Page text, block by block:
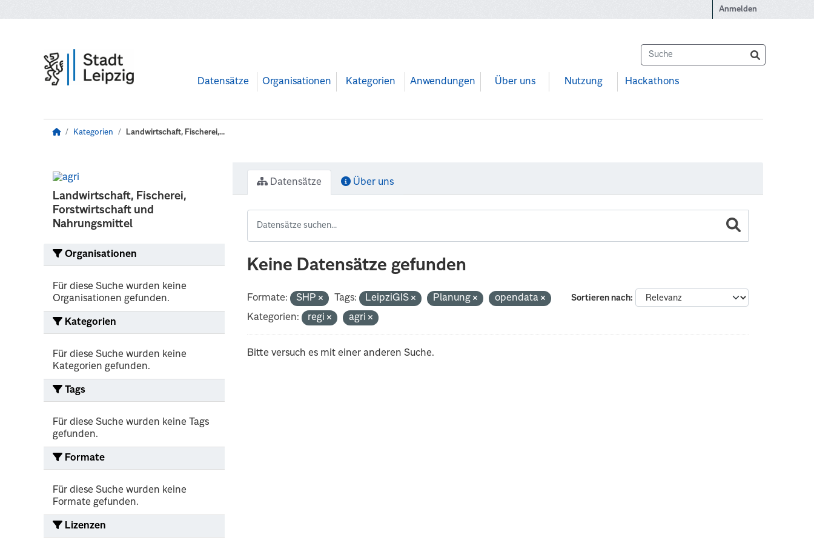
Anmelden
Datensätze Organisationen Kategorien Anwendungen Über uns Nutzung Hackathons
Kategorien Landwirtschaft, Fischerei,...
Landwirtschaft, Fischerei,
Forstwirtschaft und
Nahrungsmittel
Organisationen
Für diese Suche wurden keine
Organisationen gefunden.
Kategorien
Für diese Suche wurden keine
Kategorien gefunden.
Tags
Für diese Suche wurden keine Tags
gefunden.
Formate
Für diese Suche wurden keine
Formate gefunden.
Lizenzen
Datensätze Über uns
Keine Datensätze gefunden
Sortieren nach
Formate: SHP Tags: LeipziGIS Planung
opendata
Kategorien:
regi agri
Bitte versuch es mit einer anderen Suche.